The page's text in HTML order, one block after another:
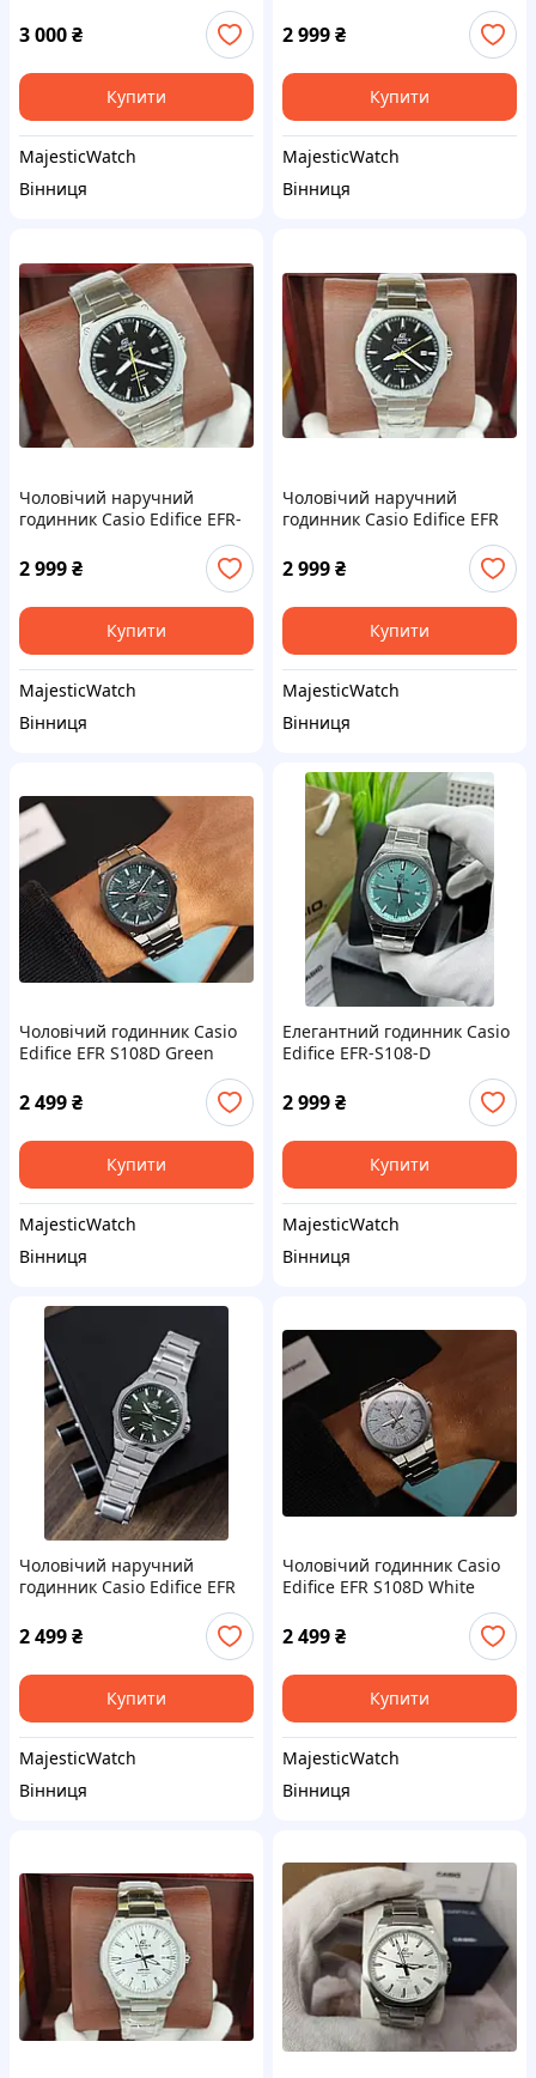
3 000₴
Купити
MajesticWatch
Вінниця
2 999₴
Купити
MajesticWatch
Вінниця
Чоловічий наручний
годинник Casio Edifice EFR-
2 999₴
Купити
MajesticWatch
Вінниця
Чоловічий наручний
годинник Casio Edifice EFR
2 999₴
Купити
MajesticWatch
Вінниця
Чоловічий годинник Casio
Edifice EFR S108D Green
2 499₴
Купити
MajesticWatch
Вінниця
Елегантний годинник Casio
Edifice EFR-S108-D
2 999₴
Купити
MajesticWatch
Вінниця
Чоловічий наручний
годинник Casio Edifice EFR
2 499₴
Купити
MajesticWatch
Вінниця
Чоловічий годинник Casio
Edifice EFR S108D White
2 499₴
Купити
MajesticWatch
Вінниця